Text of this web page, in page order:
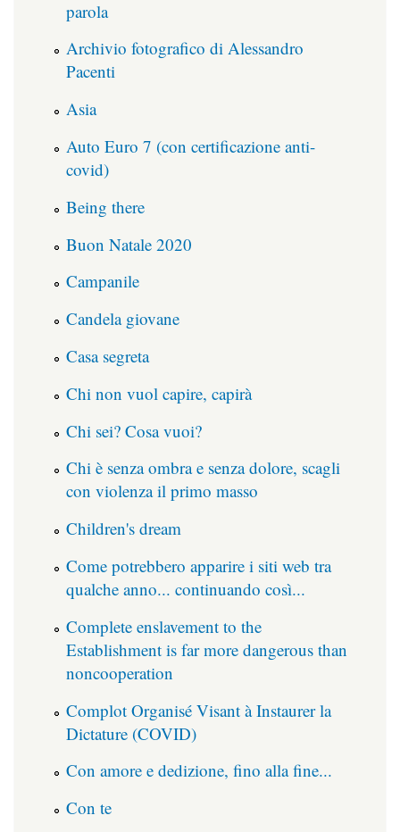
parola
Archivio fotografico di Alessandro
Pacenti
Asia
Auto Euro 7 (con certificazione anti-
covid)
Being there
Buon Natale 2020
Campanile
Candela giovane
Casa segreta
Chi non vuol capire, capirà
Chi sei? Cosa vuoi?
Chi è senza ombra e senza dolore, scagli
con violenza il primo masso
Children's dream
Come potrebbero apparire i siti web tra
qualche anno... continuando così...
Complete enslavement to the
Establishment is far more dangerous than
noncooperation
Complot Organisé Visant à Instaurer la
Dictature (COVID)
Con amore e dedizione, fino alla fine...
Con te